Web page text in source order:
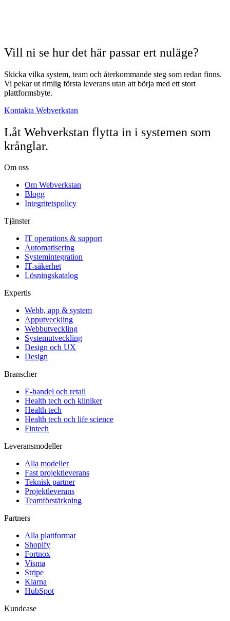
Vill ni se hur det här passar ert nuläge?
Skicka vilka system, team och återkommande steg som redan finns.
Vi pekar ut rimlig första leverans utan att börja med ett stort
plattformsbyte.
Kontakta Webverkstan
Låt Webverkstan flytta in i systemen som
krånglar.
Om oss
Om Webverkstan
Blogg
Integritetspolicy
Tjänster
IT operations & support
Automatisering
Systemintegration
IT-säkerhet
Lösningskatalog
Expertis
Webb, app & system
Apputveckling
Webbutveckling
Systemutveckling
Design och UX
Design
Branscher
E-handel och retail
Health tech och kliniker
Health tech
Health tech och life science
Fintech
Leveransmodeller
Alla modeller
Fast projektleverans
Teknisk partner
Projektleverans
Teamförstärkning
Partners
Alla plattformar
Shopify
Fortnox
Visma
Stripe
Klarna
HubSpot
Kundcase